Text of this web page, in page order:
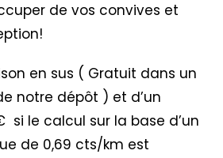
de vos convives et
en sus ( Gratuit dans un
notre dépôt ) et d’un
le calcul sur la base d’un
de 0,69 cts/km est